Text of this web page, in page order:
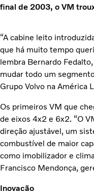
final de 2003, o VM
“A cabine leito
que há muito tempo
lembra Bernardo
mudar todo um
Grupo Volvo na América
Os primeiros VM que
de eixos 4x2 e 6x2. “O
direção ajustável, um
combustível de maior
como imobilizador e
Francisco Mendonça,
Inovação